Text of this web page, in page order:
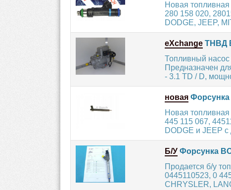
Новая
280 158 020,
DODGE, JEEP,
eXchange ТНВД
Топливный насос
Предназначен
- 3.1 TD / D,
новая Форсунка
Новая
445 115 067,
DODGE и JEEP
Б/У Форсунка
Продается б/у
0445110523, 0
CHRYSLER,